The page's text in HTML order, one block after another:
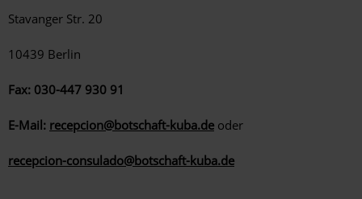
Stavanger Str. 20
10439 Berlin
Fax: 030-447 930 91
E-Mail: recepcion@botschaft-kuba.de oder
recepcion-consulado@botschaft-kuba.de